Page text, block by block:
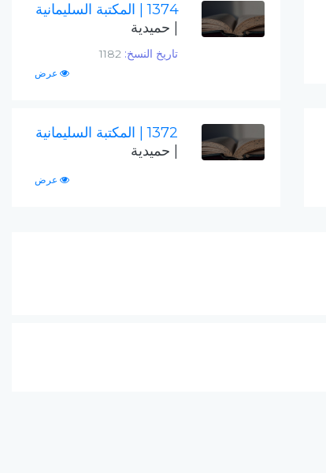
1374
| المكتبة السليمانية
| حميدية
تاريخ النسخ: 1182
عرض
1372
| المكتبة السليمانية
| حميدية
عرض